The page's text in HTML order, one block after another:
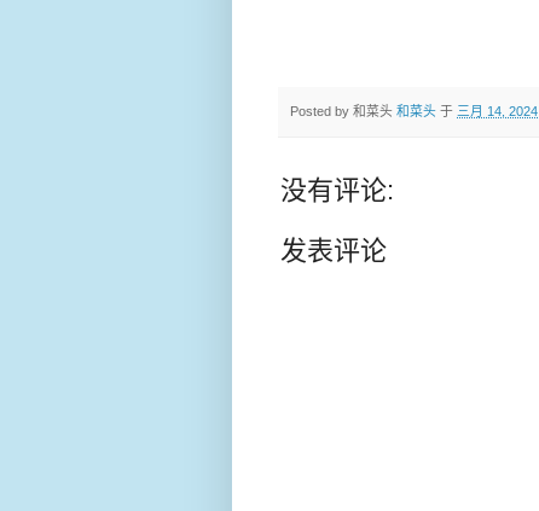
Posted by 和菜头 和菜头 于 三月 14, 2024
没有评论:
发表评论